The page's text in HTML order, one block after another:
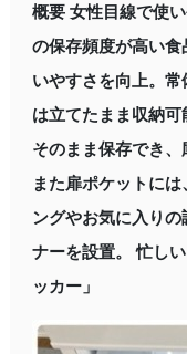
概要 女性目線で使
の保存頻度が高い
いやすさを向上。
は立てたまま収納
そのまま保存でき、
また扉ポケットに
ングやお気に入り
ナーを設置。 忙し
ッカー」